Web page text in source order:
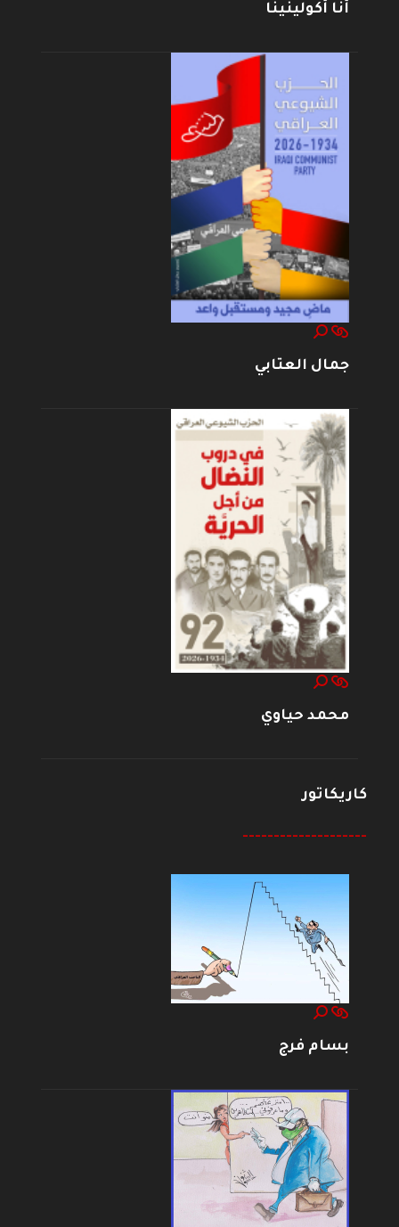
أنا أكولينينا
جمال العتابي
محمد حياوي
كاريكاتور
--------------------
بسام فرج